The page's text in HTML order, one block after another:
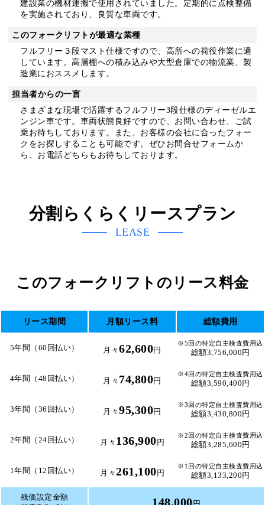
建設業の機材運搬で使用されていました。定期的に点検整備
を実施されており、良質な車両です。
このフォークリフトが最適な業種
フルフリー３段マスト仕様ですので、高所への荷役作業に適
しています。高層棚への積み込みや大型倉庫での物流業、製
造業におススメします。
担当者からの一言
さまざまな現場で活躍するフルフリー3段仕様のディーゼルエ
ンジン車です。車両状態良好ですので、お問い合わせ、ご試
乗お待ちしております。また、お客様の会社に合ったフォー
クをお探しすることも可能です。ぜひお問合せフォームか
ら、お電話どちらもお待ちしております。
分割らくらくリースプラン
LEASE
このフォークリフトのリース料金
リース期間 月額リース料 総額費用
5年間（60回払い） 月々62,600円
※5回の特定自主検査費用込
総額3,756,000円
4年間（48回払い） 月々 74,800円
※4回の特定自主検査費用込
総額3,590,400円
3年間（36回払い） 月々95,300円
※3回の特定自主検査費用込
総額3,430,800円
2年間（24回払い） 月々 136,900 円
※2回の特定自主検査費用込
総額3,285,600円
1年間（12回払い） 月々 261,100 円
※1回の特定自主検査費用込
総額3,133,200円
残価設定金額 148,000